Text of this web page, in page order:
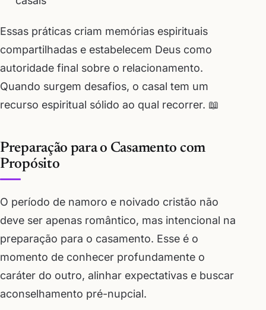
Essas práticas criam memórias espirituais
compartilhadas e estabelecem Deus como
autoridade final sobre o relacionamento.
Quando surgem desafios, o casal tem um
recurso espiritual sólido ao qual recorrer. 📖
Preparação para o Casamento com
Propósito
O período de namoro e noivado cristão não
deve ser apenas romântico, mas intencional na
preparação para o casamento. Esse é o
momento de conhecer profundamente o
caráter do outro, alinhar expectativas e buscar
aconselhamento pré-nupcial.